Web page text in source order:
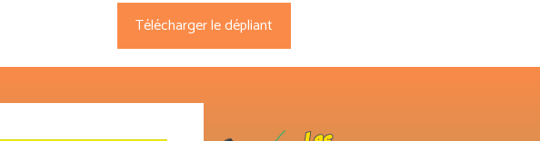
Télécharger le dépliant